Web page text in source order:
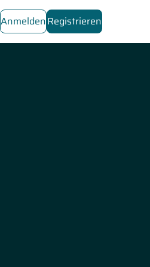
AnmeldenRegistrieren